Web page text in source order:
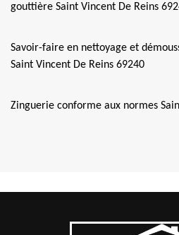
gouttière Saint Vincent De Reins
Savoir-faire en nettoyage et
Saint Vincent De Reins 69240
Zinguerie conforme aux normes